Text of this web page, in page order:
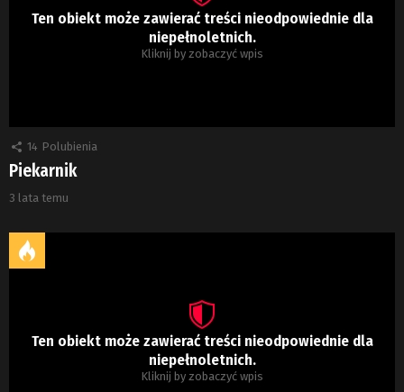
Ten obiekt może zawierać treści nieodpowiednie dla
niepełnoletnich.
Kliknij by zobaczyć wpis
14 Polubienia
Piekarnik
3 lata temu
Ten obiekt może zawierać treści nieodpowiednie dla
niepełnoletnich.
Kliknij by zobaczyć wpis